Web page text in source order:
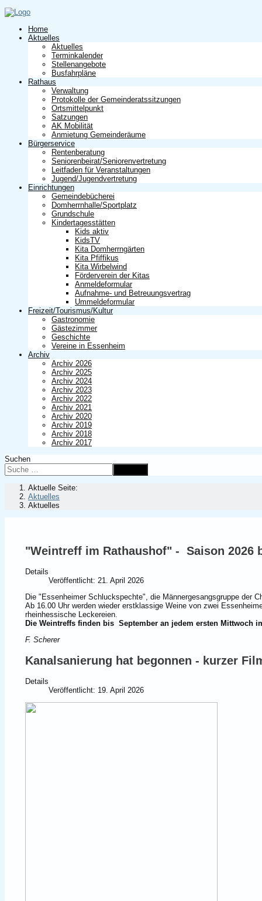
Home
Aktuelles
Aktuelles
Terminkalender
Stellenangebote
Busfahrpläne
Rathaus
Verwaltung
Protokolle der Gemeinderatssitzungen
Ortsmittelpunkt
Satzungen
AK Mobilität
Anmietung Gemeinderäume
Bürgerservice
Rentenberatung
Seniorenbeirat/Seniorenvertretung
Leitfaden für Veranstaltungen
Jugend/Jugendvertretung
Einrichtungen
Gemeindebücherei
Domherrnhalle/Sportplatz
Grundschule
Kindertagesstätten
Kids aktiv
KidsTV
Kita Domherrngärten
Kita Pfiffikus
Kita Wirbelwind
Förderverein der Kitas
Anmeldeformular
Aufnahme- und Betreuungsvertrag
Ummeldeformular
Freizeit/Tourismus/Kultur
Gastronomie
Gästezimmer
Geschichte
Vereine in Essenheim
Archiv
Archiv 2026
Archiv 2025
Archiv 2024
Archiv 2023
Archiv 2022
Archiv 2021
Archiv 2020
Archiv 2019
Archiv 2018
Archiv 2017
Suchen
Aktuelle Seite:
Aktuelles
Aktuelles
"Weintreff im Rathaushof" - Saison 2026
Details
Veröffentlicht: 21. April 2026
Die "Essenheimer Schluckspechte", die Männergesangsgruppe der
Ab 16.00 Uhr werden wieder erstklassige Weine von zwei
rheinhessische Leckereien.
Die Weintreffs finden bis September an jedem ersten Mittwoch
F. Scherer
Kanalsanierung hat begonnen - kurzer
Details
Veröffentlicht: 19. April 2026